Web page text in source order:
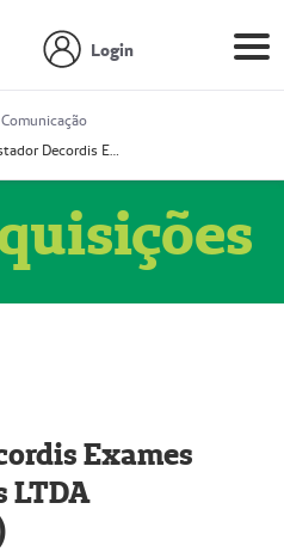
Login
Comunicação
Prestador Decordis Exames Cardiológicos LTDA (51004346-0)
Exames
LTDA